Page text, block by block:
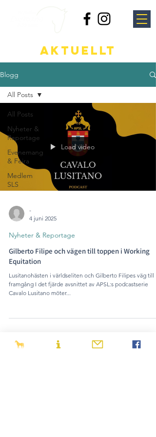
Aktuellt
Blogg
All Posts
Nyheter &
Reportage
Evenemang
& Feira
Medlem
SLS
All Posts
Load video
-
4 juni 2025
Nyheter & Reportage
Gilberto Filipe och vägen till toppen i Working
Equitation
Lusitanohästen i världseliten och Gilberto Filipes väg till
framgång I det fjärde avsnittet av APSL:s podcastserie
Cavalo Lusitano möter...